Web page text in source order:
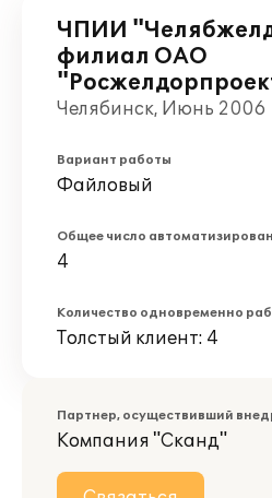
ЧПИИ
филиал ОАО
Челябинск, Июнь 2006
Вариант работы
Файловый
Общее число
4
Количество одновременно
Толстый клиент: 4
Партнер, осуществивший
Компания "Сканд"